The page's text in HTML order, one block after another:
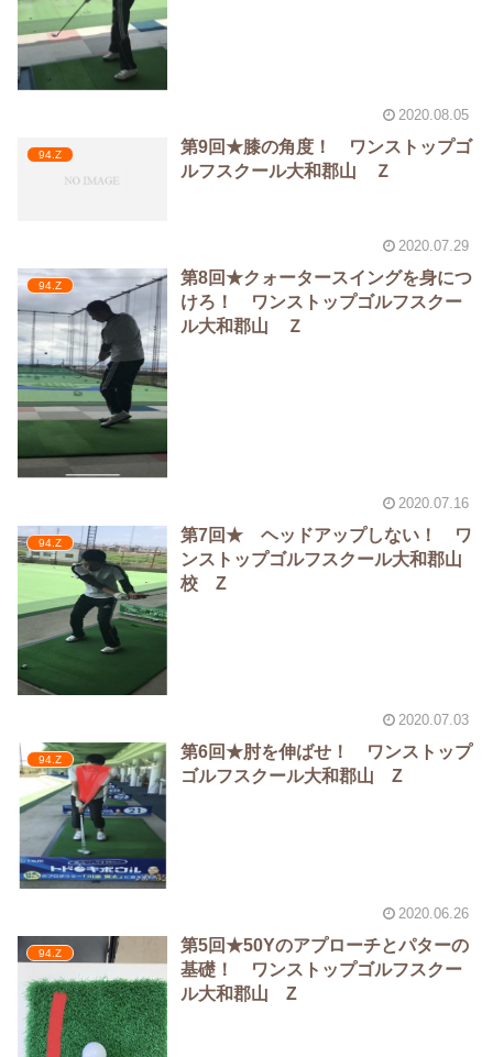
2020.08.05
94.Z
第9回★膝の角度！ ワンストップゴ
ルフスクール大和郡山 Ｚ
2020.07.29
94.Z
第8回★クォータースイングを身につ
けろ！ ワンストップゴルフスクー
ル大和郡山 Ｚ
2020.07.16
94.Z
第7回★ ヘッドアップしない！ ワ
ンストップゴルフスクール大和郡山
校 Z
2020.07.03
94.Z
第6回★肘を伸ばせ！ ワンストップ
ゴルフスクール大和郡山 Z
2020.06.26
94.Z
第5回★50Yのアプローチとパターの
基礎！ ワンストップゴルフスクー
ル大和郡山 Z